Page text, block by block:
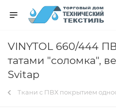
VINYTOL 660/444
татами "соломка",
Svitap
Ткани с ПВХ покрытием